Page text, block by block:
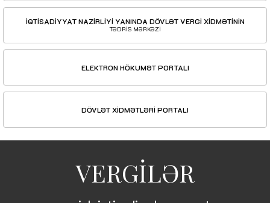
İQTİSADİYYAT NAZİRLİYİ YANINDA DÖVLƏT VERGİ XİDMƏTİNİN
TƏDRİS MƏRKƏZİ
ELEKTRON HÖKUMƏT PORTALI
DÖVLƏT XİDMƏTLƏRİ PORTALI
VERGİLƏR